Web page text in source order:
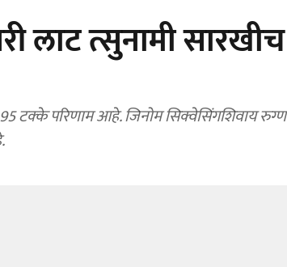
लाट त्सुनामी सारखीच
टक्के परिणाम आहे. जिनोम सिक्वेसिंगशिवाय रुग्ण